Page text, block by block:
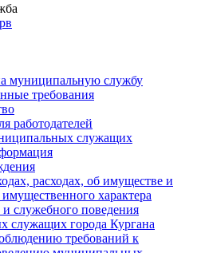
муниципальную службу
требования
работодателей
служащих
расходах, об имуществе и
имущественного характера
служебного поведения
служащих города Кургана
требований к